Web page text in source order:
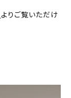
よりご覧いただけ